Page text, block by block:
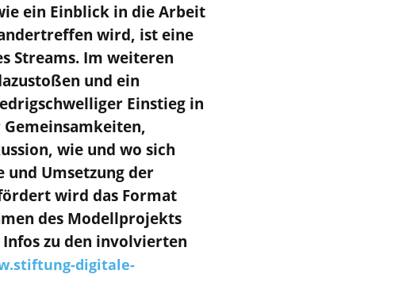
ein Einblick in die Arbeit
wird, ist eine
Streams. Im weiteren
und ein
Einstieg in
wie und wo sich
und Umsetzung der
wird das Format
des Modellprojekts
zu den involvierten
digitale-